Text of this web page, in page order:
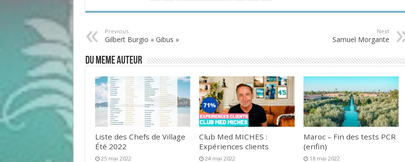
Previous
Gilbert Burgio « Gibus »
Next
Samuel Morgante
DU MEME AUTEUR
Liste des Chefs de Village
Été 2022
25 mai 2022
Club Med MICHES :
Expériences clients
24 mai 2022
Maroc – Fin des tests PCR
(enfin)
18 mai 2022